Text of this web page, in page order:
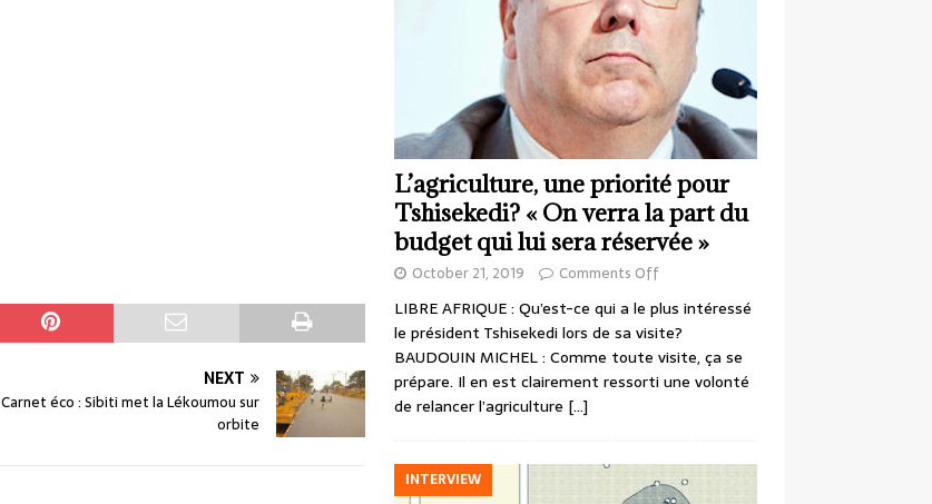
NEXT
Carnet éco : Sibiti met la Lékoumou sur
orbite
L’agriculture, une priorité pour
Tshisekedi? « On verra la part du
budget qui lui sera réservée »
October 21, 2019 Comments Off
LIBRE AFRIQUE : Qu’est-ce qui a le plus intéressé
le président Tshisekedi lors de sa visite?
BAUDOUIN MICHEL : Comme toute visite, ça se
prépare. Il en est clairement ressorti une volonté
de relancer l’agriculture […]
INTERVIEW